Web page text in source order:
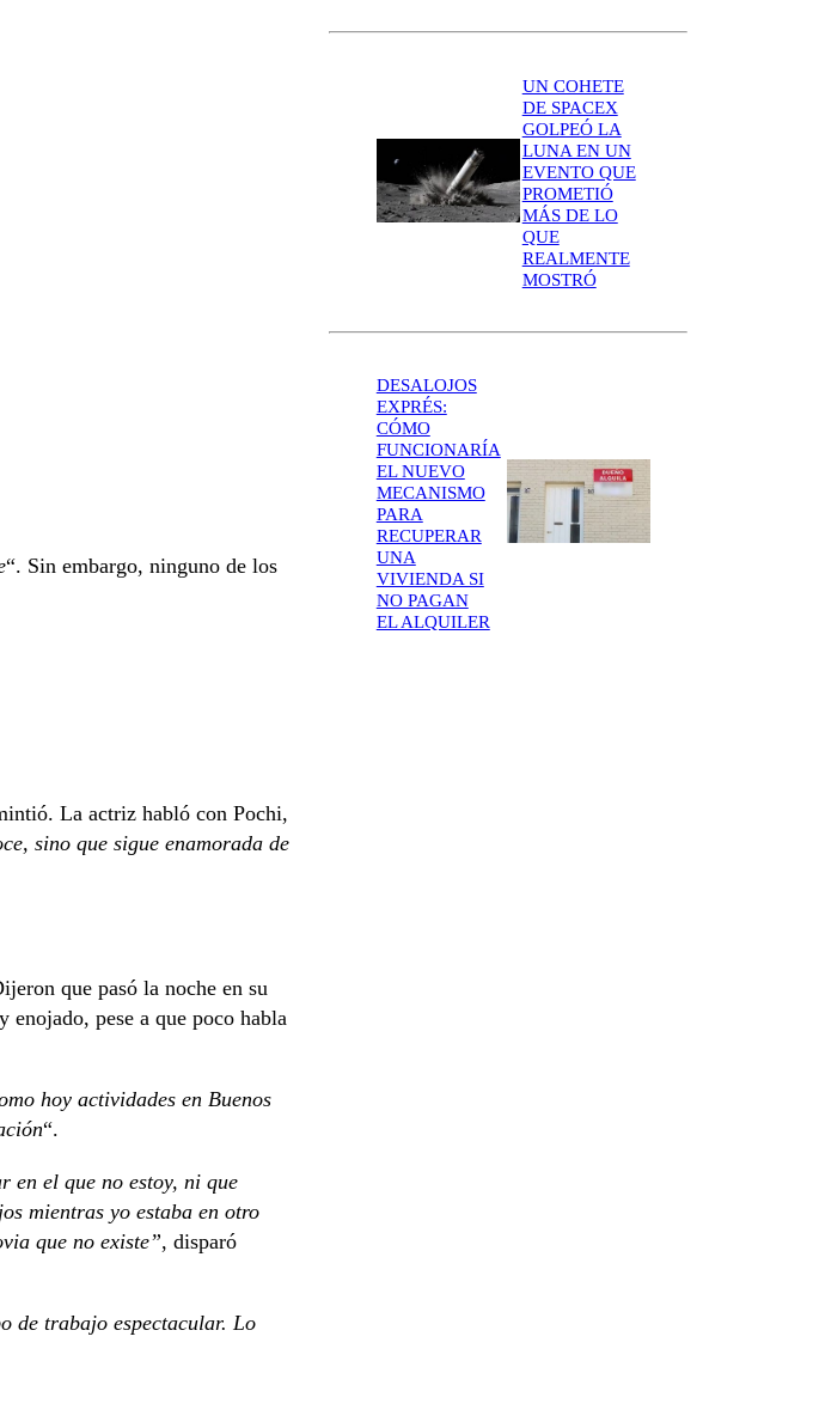
“. Sin embargo, ninguno de los
La actriz habló con Pochi,
sino que sigue enamorada de
que pasó la noche en su
enojado, pese a que poco habla
hoy actividades en Buenos
“.
en el que no estoy, ni que
mientras yo estaba en otro
que no existe”, disparó
de trabajo espectacular. Lo
UN COHETE
DE SPACEX
GOLPEÓ LA
LUNA EN UN
EVENTO QUE
PROMETIÓ
MÁS DE LO
QUE
REALMENTE
MOSTRÓ
DESALOJOS
EXPRÉS:
CÓMO
FUNCIONARÍA
EL NUEVO
MECANISMO
PARA
RECUPERAR
UNA
VIVIENDA SI
NO PAGAN
EL ALQUILER